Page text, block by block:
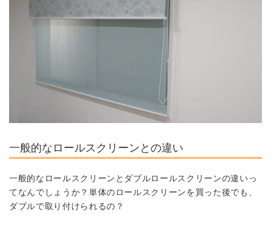
一般的なロールスクリーンとの違い
一般的なロールスクリーンとダブルロールスクリーンの違いっ
てなんでしょうか？単体のロールスクリーンを買った後でも、
ダブルで取り付けられるの？